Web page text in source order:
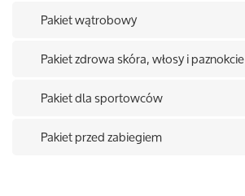
Pakiet wątrobowy
Pakiet zdrowa skóra, włosy i paznokcie
Pakiet dla sportowców
Pakiet przed zabiegiem